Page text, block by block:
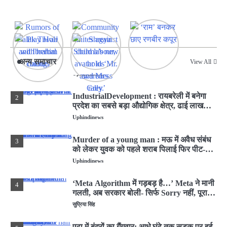
अन्य समाचार View All
लड़ाई, तमाशा देखते रहे लोग
Uphindinews
1
EightDeaths : हिमाचल प्रदेश में चंबा जिले में
यात्रियों से भरी बस पलटी, आठ लोगों की मौत, कई
घायल
Uphindinews
2
IndustrialDevelopment : रायबरेली में बनेगा
प्रदेश का सबसे बड़ा औद्योगिक क्षेत्र, ढाई लाख
लोगों को मिलेगी
Uphindinews
3
Murder of a young man : मऊ में अवैध संबंध
को लेकर युवक को पहले शराब पिलाई फिर पीट-
पीटकर मार डाला
Uphindinews
4
‘Meta Algorithm में गड़बड़ है…’ Meta ने मानी
गलती, अब सरकार बोली- सिर्फ Sorry नहीं, पूरा
हिसाब दो
सुप्रिया सिंह